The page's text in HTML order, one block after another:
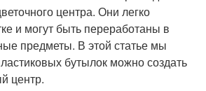
центра. Они легко
и могут быть переработаны в
предметы. В этой статье мы
бутылок можно создать
центр.